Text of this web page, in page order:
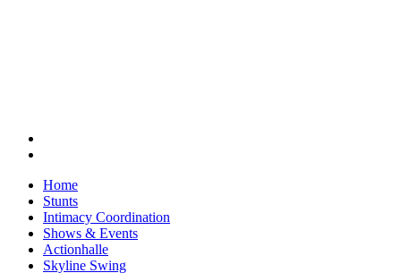
Home
Stunts
Intimacy Coordination
Shows & Events
Actionhalle
Skyline Swing